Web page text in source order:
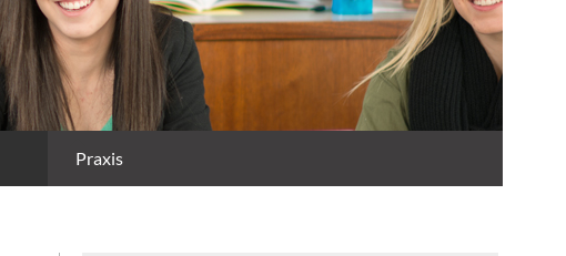
Praxis